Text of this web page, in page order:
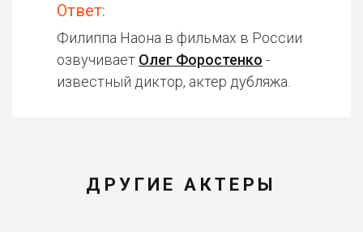
Ответ:
Филиппа Наона в фильмах в России
озвучивает Олег Форостенко -
известный диктор, актер дубляжа.
ДРУГИЕ АКТЕРЫ